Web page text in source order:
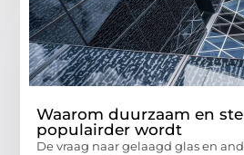
Waarom duurzaam en
populairder wordt
De vraag naar gelaagd glas en